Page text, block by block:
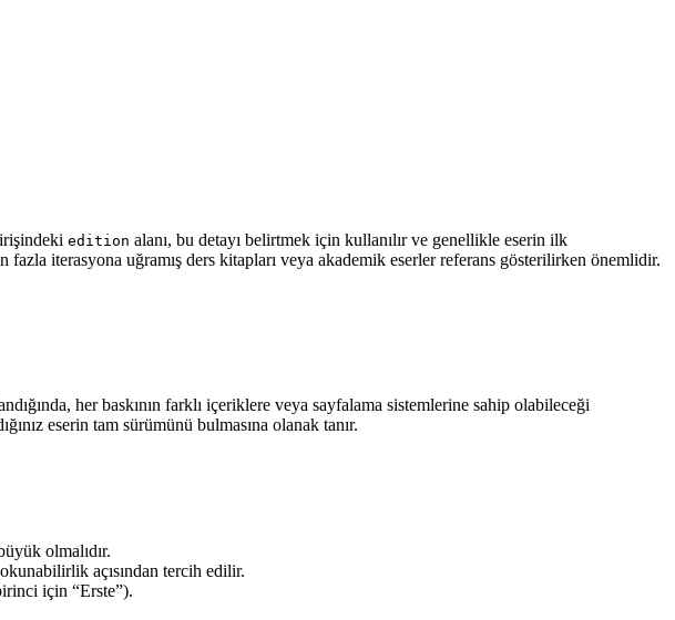
edition alanı, bu detayı belirtmek için kullanılır ve genellikle eserin ilk
iterasyona uğramış ders kitapları veya akademik eserler referans gösterilirken önemlidir.
her baskının farklı içeriklere veya sayfalama sistemlerine sahip olabileceği
eserin tam sürümünü bulmasına olanak tanır.
olmalıdır.
okunabilirlik açısından tercih edilir.
için “Erste”).